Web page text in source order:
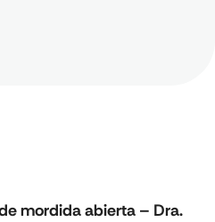
mordida abierta – Dra.